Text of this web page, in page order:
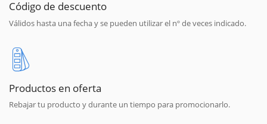
Código de descuento
Válidos hasta una fecha y se pueden utilizar el nº de veces indicado.
Productos en oferta
Rebajar tu producto y durante un tiempo para promocionarlo.